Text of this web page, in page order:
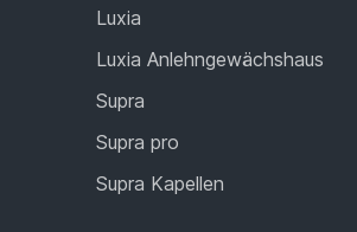
Luxia
Luxia Anlehngewächshaus
Supra
Supra pro
Supra Kapellen